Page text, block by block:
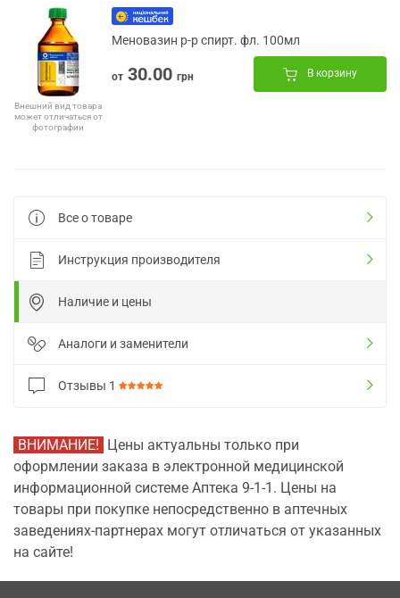
Внешний вид товара
может отличаться от
фотографии
Меновазин р-р спирт. фл. 100мл
от 30.00 грн В корзину
Все о товаре
Инструкция производителя
Наличие и цены
Аналоги и заменители
Отзывы 1
ВНИМАНИЕ! Цены актуальны только при
оформлении заказа в электронной медицинской
информационной системе Аптека 9-1-1. Цены на
товары при покупке непосредственно в аптечных
заведениях-партнерах могут отличаться от указанных
на сайте!